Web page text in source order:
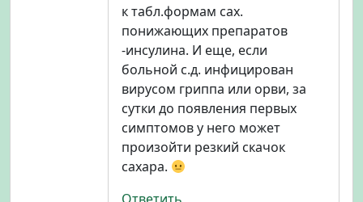
к табл.формам сах.
понижающих препаратов
-инсулина. И еще, если
больной с.д. инфицирован
вирусом гриппа или орви, за
сутки до появления первых
симптомов у него может
произойти резкий скачок
сахара.